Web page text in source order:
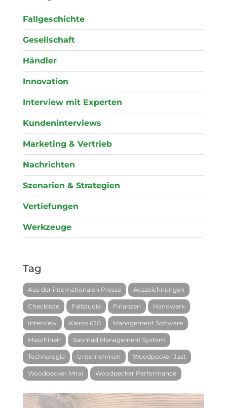
Fallgeschichte
Gesellschaft
Händler
Innovation
Interview mit Experten
Kundeninterviews
Marketing & Vertrieb
Nachrichten
Szenarien & Strategien
Vertiefungen
Werkzeuge
Tag
Aus der internationalen Presse Auszeichnungen
Checkliste Fallstudie Finanzen Handwerk
Interview Kairos 620 Management Software
Maschinen Saomad Management System
Technologie Unternehmen Woodpecker Just
Woodpecker Mirai Woodpecker Performance